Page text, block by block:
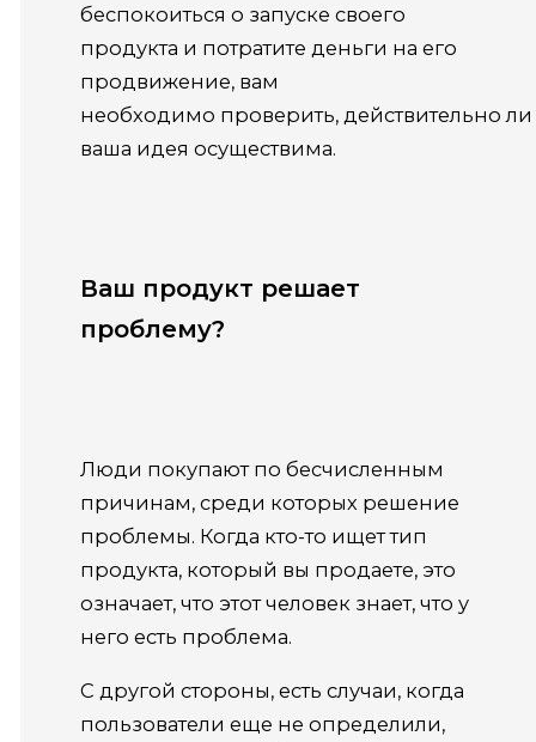
беспокоиться о запуске своего
продукта и потратите деньги на его
продвижение, вам
необходимо проверить, действительно ли
ваша идея осуществима.
Ваш продукт решает
проблему?
Люди покупают по бесчисленным
причинам, среди которых решение
проблемы. Когда кто-то ищет тип
продукта, который вы продаете, это
означает, что этот человек знает, что у
него есть проблема.
С другой стороны, есть случаи, когда
пользователи еще не определили,